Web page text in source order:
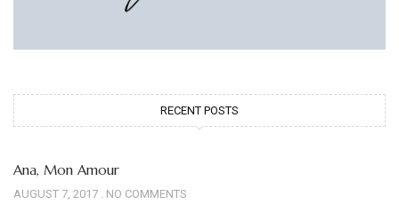
RECENT POSTS
Ana, Mon Amour
AUGUST 7, 2017 NO COMMENTS